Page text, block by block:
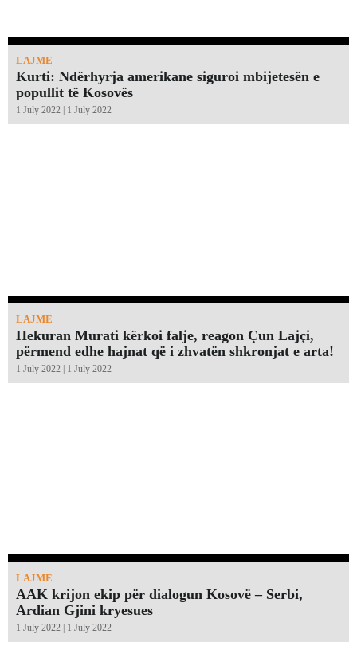
LAJME
Kurti: Ndërhyrja amerikane siguroi mbijetesën e
popullit të Kosovës
1 July 2022 | 1 July 2022
LAJME
Hekuran Murati kërkoi falje, reagon Çun Lajçi,
përmend edhe hajnat që i zhvatën shkronjat e arta!￼
1 July 2022 | 1 July 2022
LAJME
AAK krijon ekip për dialogun Kosovë – Serbi,
Ardian Gjini kryesues
1 July 2022 | 1 July 2022